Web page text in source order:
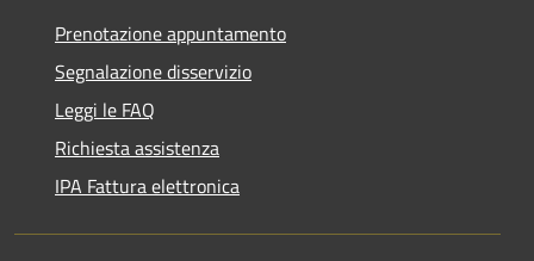
Prenotazione appuntamento
Segnalazione disservizio
Leggi le FAQ
Richiesta assistenza
IPA Fattura elettronica